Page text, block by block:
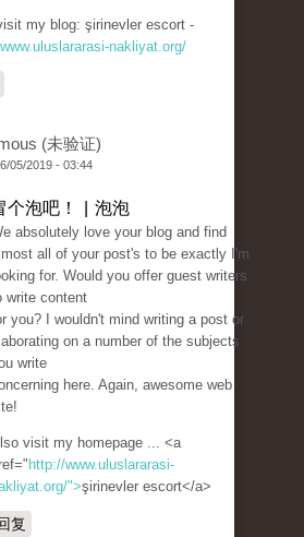
my blog: şirinevler escort -
nakliyat.org/
(未验证)
05/2019 - 03:44
个泡吧！ | 泡泡
absolutely love your blog and find
all of your post's to be exactly I'm
for. Would you offer guest writers
write content
you? I wouldn't mind writing a post or
on a number of the subjects
write
here. Again, awesome web
visit my homepage ... <a
http://www.uluslararasi-
">şirinevler escort</a>
复